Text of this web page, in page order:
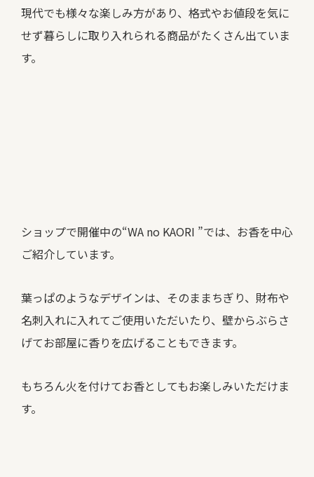
現代でも様々な楽しみ方があり、格式やお値段を気に
せず暮らしに取り入れられる商品がたくさん出ていま
す。
ショップで開催中の“WA no KAORI ”では、お香を中心
ご紹介しています。
葉っぱのようなデザインは、そのままちぎり、財布や
名刺入れに入れてご使用いただいたり、壁からぶらさ
げてお部屋に香りを広げることもできます。
もちろん火を付けてお香としてもお楽しみいただけま
す。